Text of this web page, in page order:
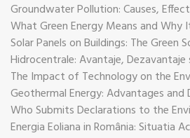
Who Submits Declarations to the